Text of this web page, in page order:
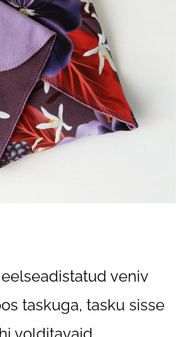
veniv
taskuga, tasku sisse